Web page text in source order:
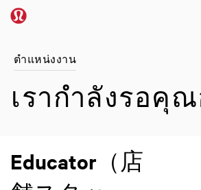
ตำแหน่งงาน
เรากำลังรอคุ
Educator（店